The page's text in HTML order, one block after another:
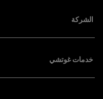
الشركة
خدمات غوتشي